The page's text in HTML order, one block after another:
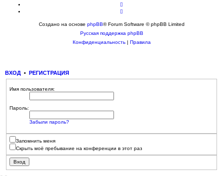
Создано на основе phpBB® Forum Software © phpBB Limited
Русская поддержка phpBB
Конфиденциальность| Правила
ВХОД • РЕГИСТРАЦИЯ
Имя пользователя:
Пароль:
Забыли пароль?
Запомнить меня
Скрыть моё пребывание на конференции в этот раз